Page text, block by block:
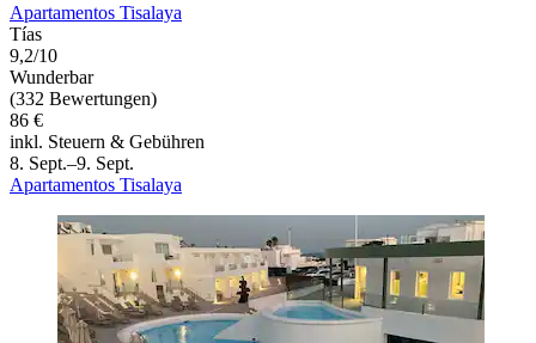
Apartamentos Tisalaya
Tías
9,2/10
Wunderbar
(332 Bewertungen)
86 €
inkl. Steuern & Gebühren
8. Sept.–9. Sept.
Apartamentos Tisalaya